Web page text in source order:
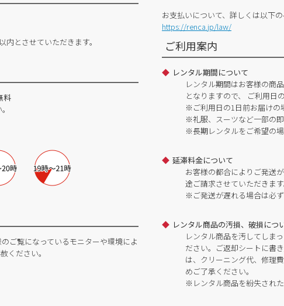
とさせていただきます。
料
ご覧になっているモニターや環境によ
ください。
お支払いについて、詳しくは以下
https://renca.jp/law/
ご利用案内
レンタル期間について
レンタル期間はお客様の商
となりますので、 ご利用日
※ご利用日の1日前お届けの
※礼服、スーツなど一部の
※長期レンタルをご希望の
延滞料金について
お客様の都合によりご発送
途ご請求させていただきます
※ご発送が遅れる場合は必ず
レンタル商品の汚損、破損につ
レンタル商品を汚してしま
ださい。ご返却シートに書
は、クリーニング代、修理
めご了承ください。
※レンタル商品を紛失され